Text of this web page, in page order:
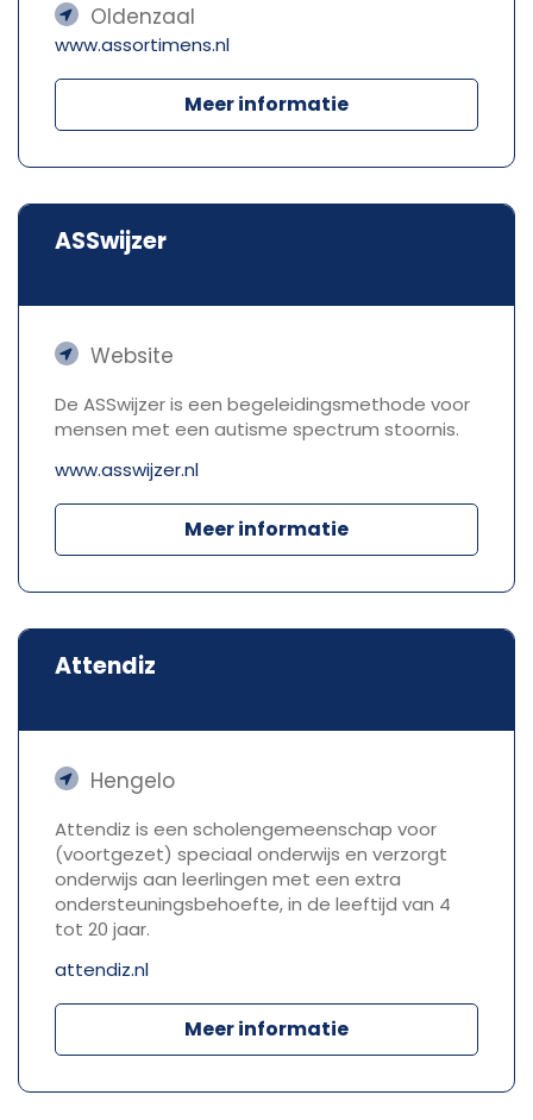
Oldenzaal
www.assortimens.nl
Meer informatie
ASSwijzer
Website
De ASSwijzer is een begeleidingsmethode voor
mensen met een autisme spectrum stoornis.
www.asswijzer.nl
Meer informatie
Attendiz
Hengelo
Attendiz is een scholengemeenschap voor
(voortgezet) speciaal onderwijs en verzorgt
onderwijs aan leerlingen met een extra
ondersteuningsbehoefte, in de leeftijd van 4
tot 20 jaar.
attendiz.nl
Meer informatie